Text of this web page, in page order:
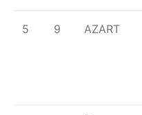
5 9 AZART